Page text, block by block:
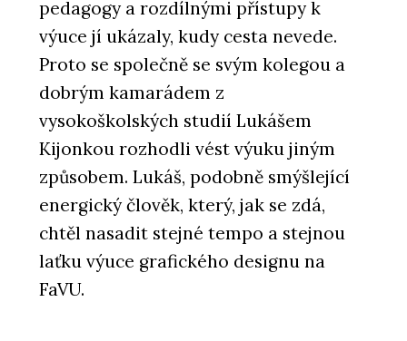
pedagogy a rozdílnými přístupy k
výuce jí ukázaly, kudy cesta nevede.
Proto se společně se svým kolegou a
dobrým kamarádem z
vysokoškolských studií Lukášem
Kijonkou rozhodli vést výuku jiným
způsobem. Lukáš, podobně smýšlející
energický člověk, který, jak se zdá,
chtěl nasadit stejné tempo a stejnou
laťku výuce grafického designu na
FaVU.